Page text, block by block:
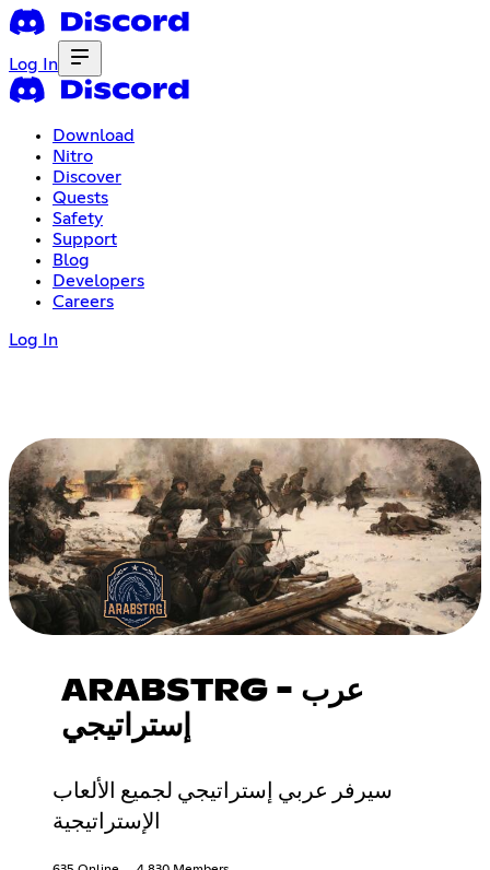
Log In
Download
Nitro
Discover
Quests
Safety
Support
Blog
Developers
Careers
Log In
ARABSTRG - عرب
إستراتيجي
سيرفر عربي إستراتيجي لجميع الألعاب
الإستراتيجية